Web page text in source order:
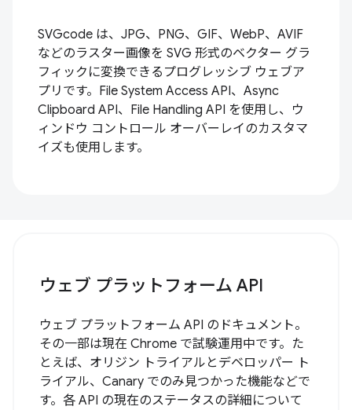
SVGcode は、JPG、PNG、GIF、WebP、AVIF
などのラスター画像を SVG 形式のベクター グラ
フィックに変換できるプログレッシブ ウェブア
プリです。File System Access API、Async
Clipboard API、File Handling API を使用し、ウ
ィンドウ コントロール オーバーレイのカスタマ
イズも使用します。
ウェブ プラットフォーム API
ウェブ プラットフォーム API のドキュメント。
その一部は現在 Chrome で試験運用中です。た
とえば、オリジン トライアルとデベロッパー ト
ライアル、Canary でのみ見つかった機能などで
す。各 API の現在のステータスの詳細について